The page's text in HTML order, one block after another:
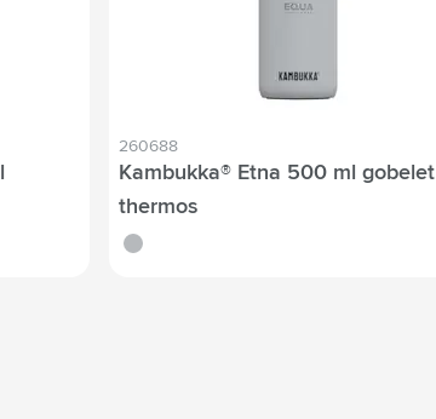
260688
Kambukka® Etna 500 ml gobelet
thermos
gris